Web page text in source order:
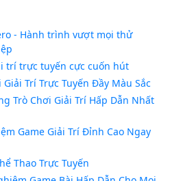
- Hành trình vượt mọi thử
trí trực tuyến cực cuốn hút
Trí Trực Tuyến Đầy Màu Sắc
Trò Chơi Giải Trí Hấp Dẫn Nhất
Game Giải Trí Đỉnh Cao Ngay
Thao Trực Tuyến